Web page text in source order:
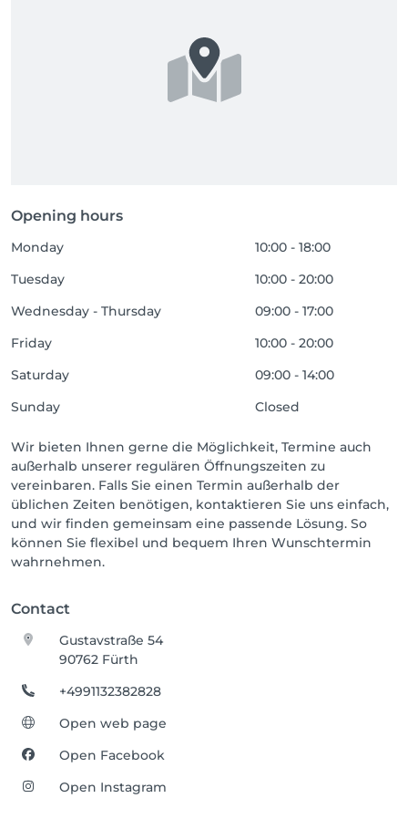
Opening hours
Monday
10:00 - 18:00
Tuesday
10:00 - 20:00
Wednesday - Thursday
09:00 - 17:00
Friday
10:00 - 20:00
Saturday
09:00 - 14:00
Sunday
Closed
Wir bieten Ihnen gerne die Möglichkeit, Termine auch
außerhalb unserer regulären Öffnungszeiten zu
vereinbaren. Falls Sie einen Termin außerhalb der
üblichen Zeiten benötigen, kontaktieren Sie uns einfach,
und wir finden gemeinsam eine passende Lösung. So
können Sie flexibel und bequem Ihren Wunschtermin
wahrnehmen.
Contact
Gustavstraße 54
90762 Fürth
+4991132382828
Open web page
Open Facebook
Open Instagram